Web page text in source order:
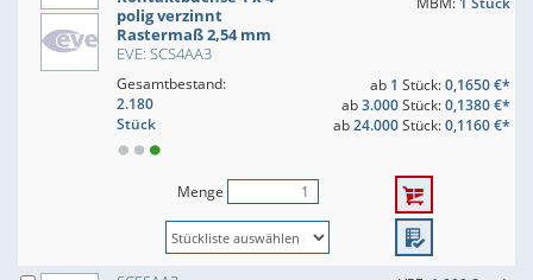
polig verzinnt
Rastermaß 2,54 mm
EVE: SCS4AA3
Gesamtbestand:
2.180
Stück
ab 1 Stück:0,1650 €*
ab3.000Stück:0,1380 €*
ab24.000Stück:0,1160 €*
Menge